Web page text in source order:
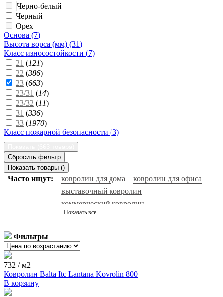
Черно-белый
Черный
Орех
Основа (7)
Высота ворса (мм) (31)
Класс износостойкости (7)
21 (121)
22 (386)
23 (663)
23/31 (14)
23/32 (11)
31 (336)
33 (1970)
Класс пожарной безопасности (3)
Сбросить фильтр
Показать товары ()
Часто ищут: ковролин для дома
ковролин для офиса
выставочный ковролин
коммерческий ковролин
натуральный ковролин
ковролин черный
ковролин нева тафт
бельгийский ковролин
красный ковролин
сальса ковролин
фиолетовый ковролин
ковролин balta
Показать все
Фильтры
732 / м2
Ковролин Balta Itc Lantana Kovrolin 800
В корзину